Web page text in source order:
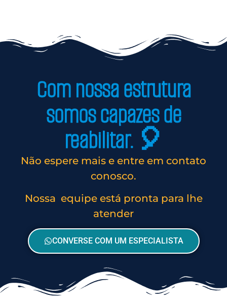
Com nossa estrutura
somos capazes de
reabilitar. 🎈
Não espere mais e entre em contato
conosco.
Nossa equipe está pronta para lhe
atender
CONVERSE COM UM ESPECIALISTA